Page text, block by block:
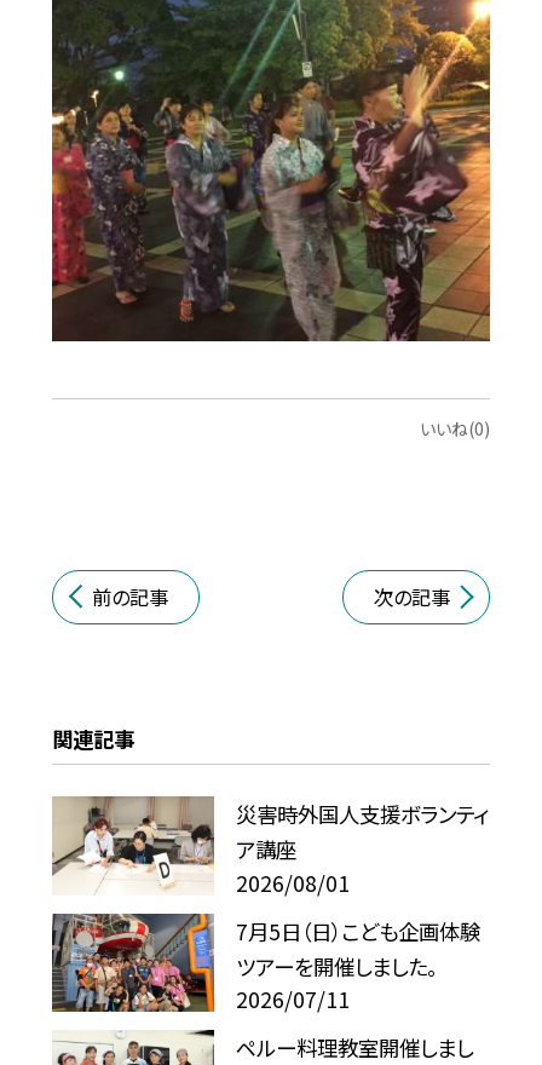
いいね(0)
前の記事 次の記事
関連記事
災害時外国人支援ボランティ
ア講座
2026/08/01
7月5日（日）こども企画体験
ツアーを開催しました。
2026/07/11
ペルー料理教室開催しまし